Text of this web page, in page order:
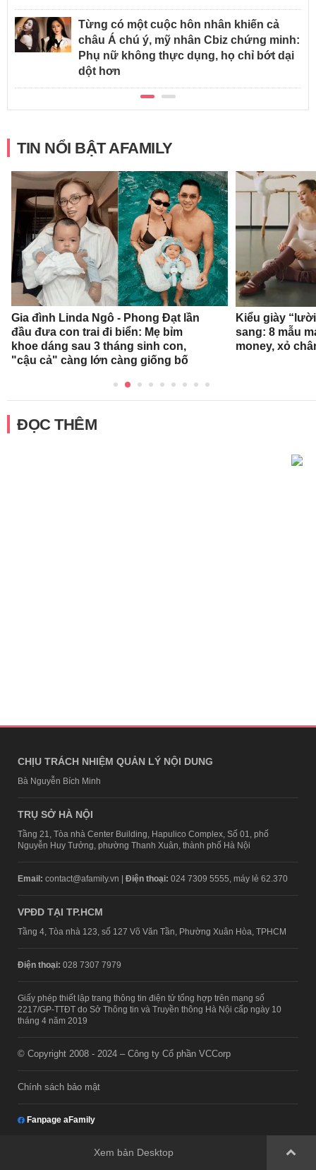
Từng có một cuộc hôn nhân khiến cả
châu Á chú ý, mỹ nhân Cbiz chứng minh:
Phụ nữ không thực dụng, họ chỉ bớt dại
dột hơn
TIN NỔI BẬT AFAMILY
Gia đình Linda Ngô - Phong Đạt lần
đầu đưa con trai đi biển: Mẹ bỉm
khoe dáng sau 3 tháng sinh con,
"cậu cả" càng lớn càng giống bố
Kiểu giày
sang: 8 mẫu
money, xỏ
ĐỌC THÊM
CHỊU TRÁCH NHIỆM QUẢN LÝ NỘI DUNG
Bà Nguyễn Bích Minh
TRỤ SỞ HÀ NỘI
Tầng 21, Tòa nhà Center Building, Hapulico Complex, Số 01, phố
Nguyễn Huy Tưởng, phường Thanh Xuân, thành phố Hà Nội
Email: contact@afamily.vn | Điện thoại: 024 7309 5555, máy lẻ 62.370
VPĐD TẠI TP.HCM
Tầng 4, Tòa nhà 123, số 127 Võ Văn Tần, Phường Xuân Hòa, TPHCM
Điện thoại: 028 7307 7979
Giấy phép thiết lập trang thông tin điện tử tổng hợp trên mạng số
2217/GP-TTĐT do Sở Thông tin và Truyền thông Hà Nội cấp ngày 10
tháng 4 năm 2019
© Copyright 2008 - 2024 – Công ty Cổ phần VCCorp
Chính sách bảo mật
Fanpage aFamily
Xem bản Desktop